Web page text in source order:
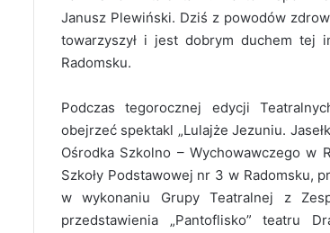
Janusz Plewiński. Dziś z powodów
towarzyszył i jest dobrym duchem tej
Radomsku.
Podczas tegorocznej edycji
obejrzeć spektakl „Lulajże Jezuniu.
Ośrodka Szkolno – Wychowawczego w
Szkoły Podstawowej nr 3 w Radomsku,
w wykonaniu Grupy Teatralnej z
przedstawienia „Pantoflisko” teatru